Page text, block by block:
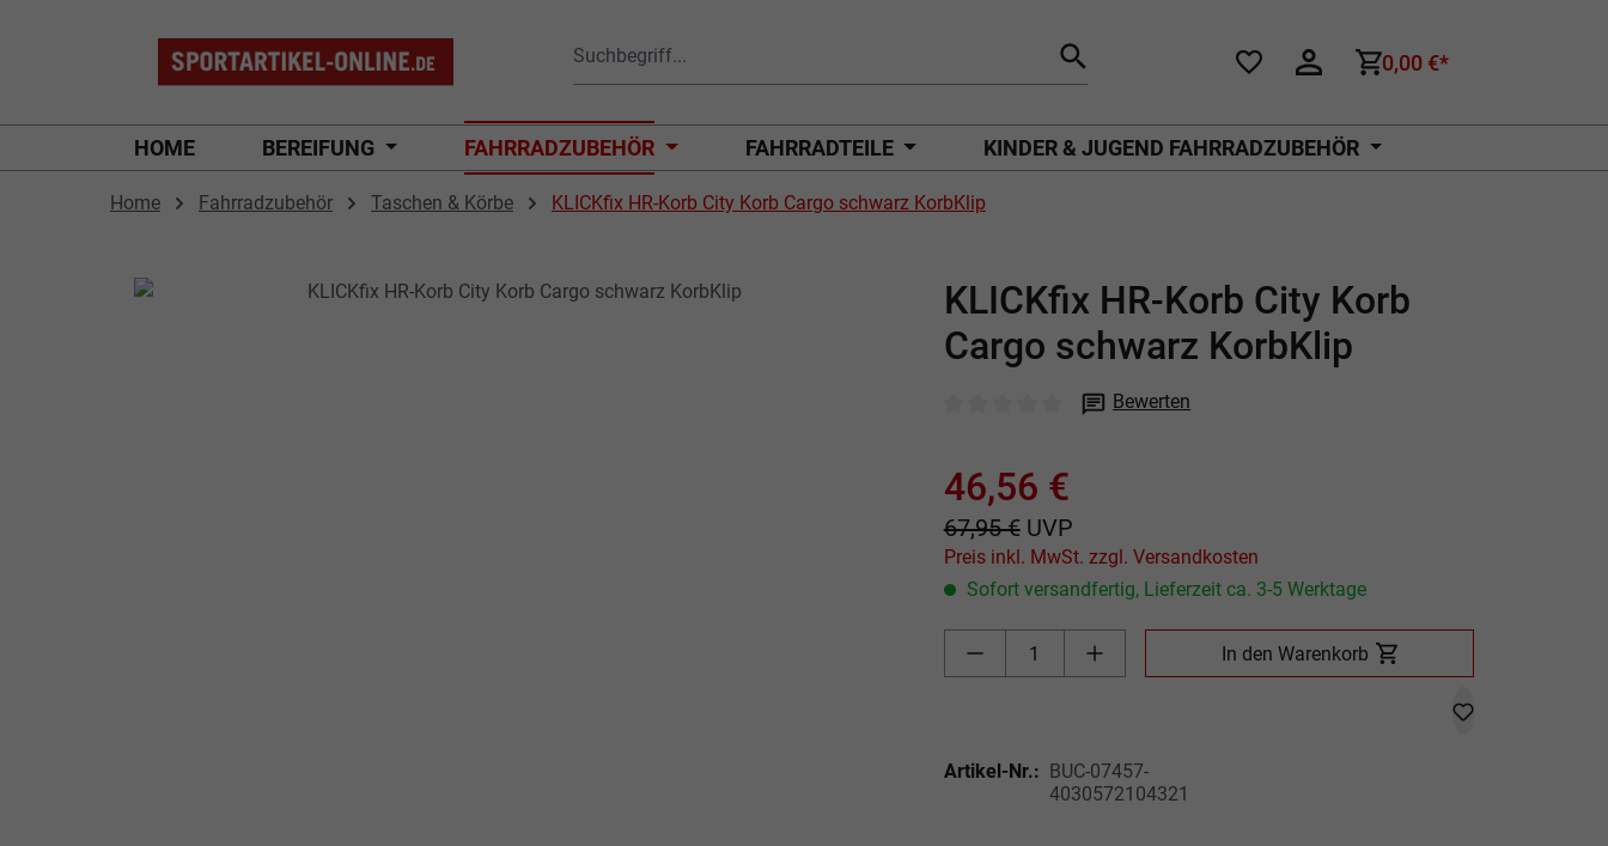
0,00 €*
HOME BEREIFUNG FAHRRADZUBEHÖR FAHRRADTEILE KINDER & JUGEND FAHRRADZUBEHÖR
Home Fahrradzubehör Taschen & Körbe
KLICKfix HR-Korb City Korb Cargo schwarz KorbKlip
KLICKfix HR-Korb City Korb
Cargo schwarz KorbKlip
Bewerten
46,56 €
67,95 € UVP
Preis inkl. MwSt. zzgl. Versandkosten
Sofort versandfertig, Lieferzeit ca. 3-5 Werktage
Produkt Anzahl: Gib den gewünschten Wert ein oder benutze
In den Warenkorb
Artikel-Nr.: BUC-07457-
4030572104321